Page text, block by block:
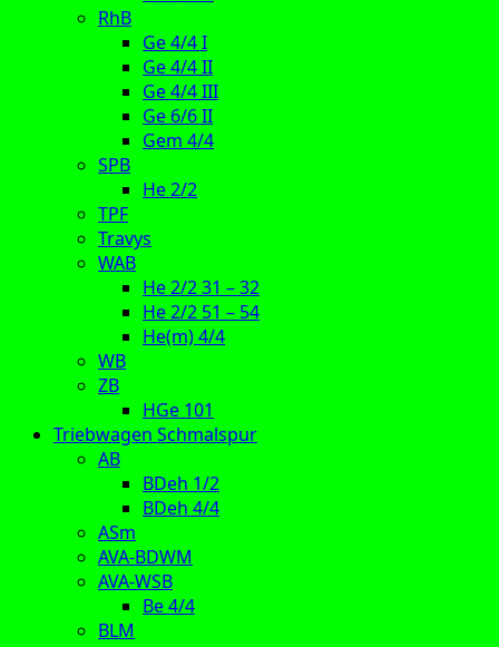
RhB
Ge 4/4 I
Ge 4/4 II
Ge 4/4 III
Ge 6/6 II
Gem 4/4
SPB
He 2/2
TPF
Travys
WAB
He 2/2 31 – 32
He 2/2 51 – 54
He(m) 4/4
WB
ZB
HGe 101
Triebwagen Schmalspur
AB
BDeh 1/2
BDeh 4/4
ASm
AVA-BDWM
AVA-WSB
Be 4/4
BLM